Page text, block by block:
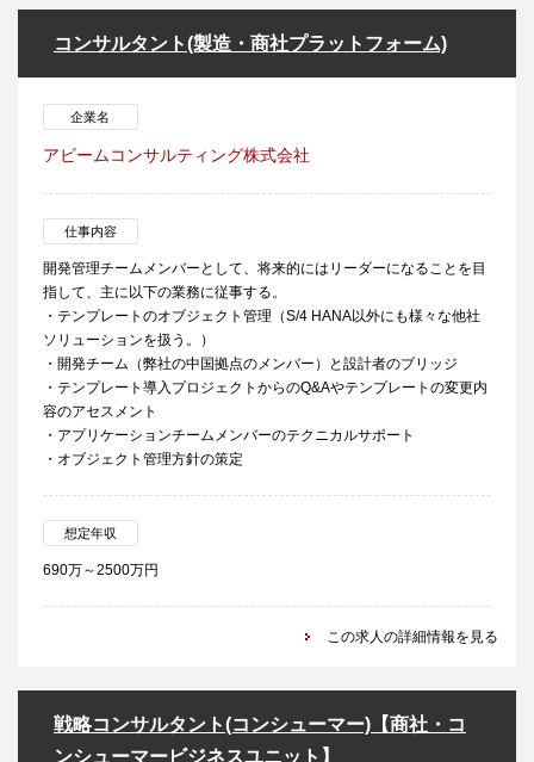
コンサルタント(製造・商社プラットフォーム)
企業名
アビームコンサルティング株式会社
仕事内容
開発管理チームメンバーとして、将来的にはリーダーになることを目
指して、主に以下の業務に従事する。
・テンプレートのオブジェクト管理（S/4 HANA以外にも様々な他社
ソリューションを扱う。）
・開発チーム（弊社の中国拠点のメンバー）と設計者のブリッジ
・テンプレート導入プロジェクトからのQ&Aやテンプレートの変更内
容のアセスメント
・アプリケーションチームメンバーのテクニカルサポート
・オブジェクト管理方針の策定
想定年収
690万～2500万円
この求人の詳細情報を見る
戦略コンサルタント(コンシューマー)【商社・コ
ンシューマービジネスユニット】